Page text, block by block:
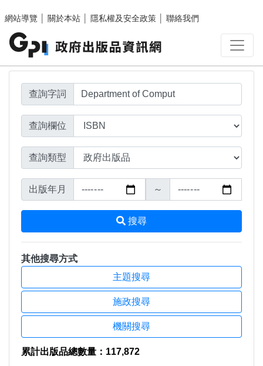
網站導覽
關於本站 隱私權及安全政策 聯絡我們
搜尋結果頁面
查詢字詞
查詢欄位
查詢類型
出版年月 ～
搜尋
其他搜尋方式
主題搜尋
施政搜尋
機關搜尋
累計出版品總數量：117,872